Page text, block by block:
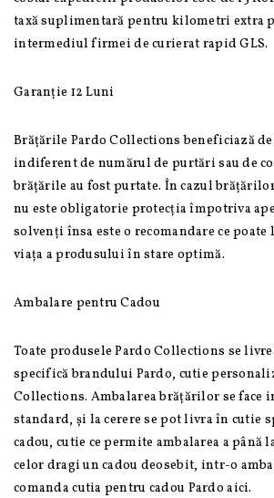
taxă suplimentară pentru kilometri extra
intermediul firmei de curierat rapid GLS.
Garanție 12 Luni
Brățările Pardo Collections beneficiază
indiferent de numărul de purtări sau de
brățările au fost purtate. În cazul
nu este obligatorie protecția împotriva
solvenți însa este o recomandare ce
viața a produsului în stare optimă.
Ambalare pentru Cadou
Toate produsele Pardo Collections se
specifică brandului Pardo, cutie
Collections. Ambalarea brățărilor se face
standard, și la cerere se pot livra în cutie
cadou, cutie ce permite ambalarea a până
celor dragi un cadou deosebit, intr-o
comanda cutia pentru cadou Pardo aici.